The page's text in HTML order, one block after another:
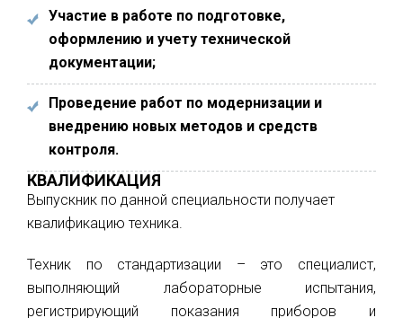
Участие в работе по подготовке,
оформлению и учету технической
документации;
Проведение работ по модернизации и
внедрению новых методов и средств
контроля.
КВАЛИФИКАЦИЯ
Выпускник по данной специальности получает
квалификацию техника.
Техник по стандартизации – это специалист,
выполняющий лабораторные испытания,
регистрирующий показания приборов и